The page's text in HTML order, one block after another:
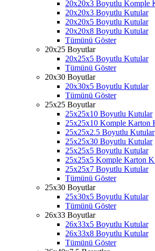
20x20x3 Boyutlu Komple
20x20x3 Boyutlu Kutular
20x20x5 Boyutlu Kutular
20x20x8 Boyutlu Kutular
Tümünü Göster
20x25 Boyutlar
20x25x5 Boyutlu Kutular
Tümünü Göster
20x30 Boyutlar
20x30x5 Boyutlu Kutular
Tümünü Göster
25x25 Boyutlar
25x25x10 Boyutlu Kutular
25x25x10 Komple Karton
25x25x2.5 Boyutlu Kutular
25x25x30 Boyutlu Kutular
25x25x5 Boyutlu Kutular
25x25x5 Komple Karton
25x25x7 Boyutlu Kutular
Tümünü Göster
25x30 Boyutlar
25x30x5 Boyutlu Kutular
Tümünü Göster
26x33 Boyutlar
26x33x5 Boyutlu Kutular
26x33x8 Boyutlu Kutular
Tümünü Göster